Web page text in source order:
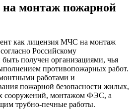
монтаж пожарной
как лицензия МЧС на монтаж
Российскому
быть получен организациями, чья
противопожарных работ.
работами и
пожарной безопасности жилых,
сооружений, монтажом ФЭС, а
трубно-печные работы.